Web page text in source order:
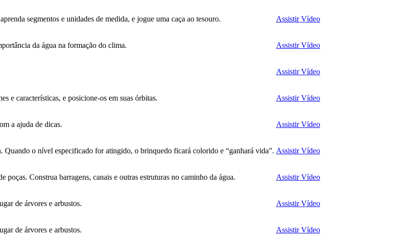
segmentos e unidades de medida, e jogue uma caça ao tesouro. Assistir Vídeo
da água na formação do clima. Assistir Vídeo
Assistir Vídeo
e características, e posicione-os em suas órbitas. Assistir Vídeo
a ajuda de dicas. Assistir Vídeo
o nível especificado for atingido, o brinquedo ficará colorido e “ganhará vida”. Assistir Vídeo
Construa barragens, canais e outras estruturas no caminho da água. Assistir Vídeo
de árvores e arbustos. Assistir Vídeo
de árvores e arbustos. Assistir Vídeo